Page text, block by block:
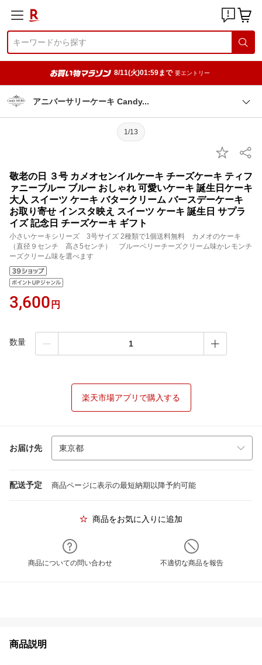
8/11(火)01:59まで 要エントリー
アニバーサリーケーキ Candy
1/13
敬老の日 ３号 カメオセンイルケーキ チーズケーキ ティフ
ァニーブルー ブルー おしゃれ 可愛いケーキ 誕生日ケーキ
大人 スイーツ ケーキ バタークリーム バースデーケーキ
お取り寄せ インスタ映え スイーツ ケーキ 誕生日 サプラ
イズ 記念日 チーズケーキ ギフト
小さいケーキシリーズ 3号サイズ 2種類で1個送料無料 カメオのケーキ
（直径９センチ 高さ5センチ） ブルーベリーチーズクリーム味かレモンチ
ーズクリーム味を選べます
3,600 円
数量
楽天市場アプリで購入する
お届け先
配送予定 商品ページに表示の最短納期以降予約可能
商品をお気に入りに追加
商品についての問い合わせ 不適切な商品を報告
商品説明